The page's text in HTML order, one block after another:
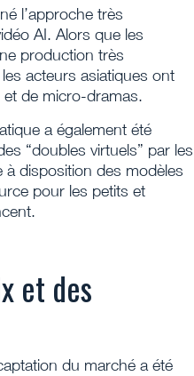
l’approche très
AI. Alors que les
production très
acteurs asiatiques ont
et de micro-dramas.
a également été
“doubles virtuels” par les
à disposition des modèles
pour les petits et
et des
du marché a été